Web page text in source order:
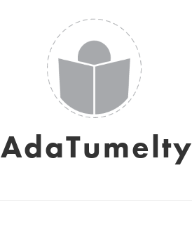
AdaTumelty